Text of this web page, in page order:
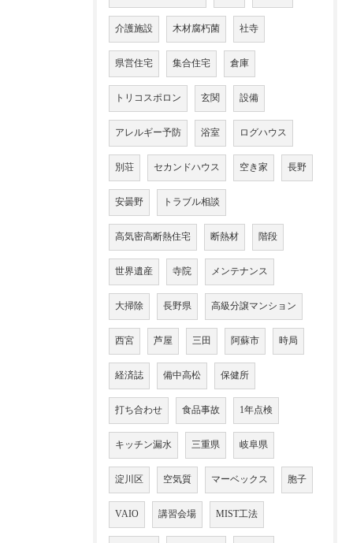
介護施設 木材腐朽菌 社寺
県営住宅 集合住宅 倉庫
トリコスポロン 玄関 設備
アレルギー予防 浴室 ログハウス
別荘 セカンドハウス 空き家 長野
安曇野 トラブル相談
高気密高断熱住宅 断熱材 階段
世界遺産 寺院 メンテナンス
大掃除 長野県 高級分譲マンション
西宮 芦屋 三田 阿蘇市 時局
経済誌 備中高松 保健所
打ち合わせ 食品事故 1年点検
キッチン漏水 三重県 岐阜県
淀川区 空気質 マーベックス 胞子
VAIO 講習会場 MIST工法